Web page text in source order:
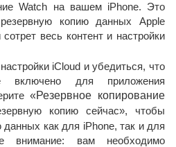
Watch на вашем iPhone. Это
резервную копию данных Apple
весь контент и настройки
iCloud и убедиться, что
включено для приложения
«Резервное копирование
копию сейчас», чтобы
как для iPhone, так и для
внимание: вам необходимо